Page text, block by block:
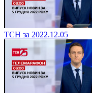
ТСН за 2022.12.05